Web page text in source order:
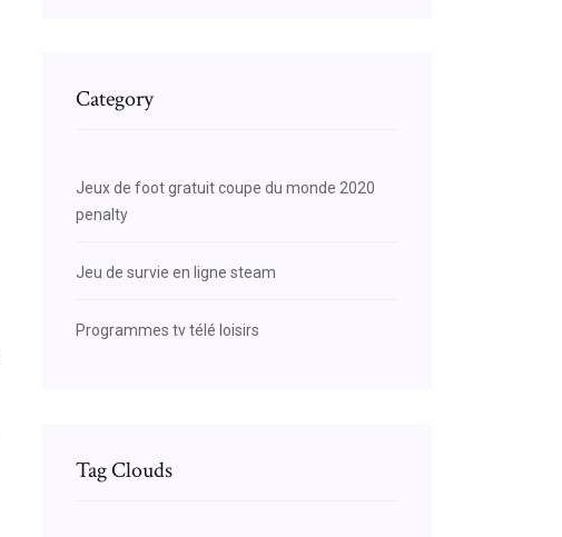
Category
Jeux de foot gratuit coupe du monde 2020
penalty
Jeu de survie en ligne steam
Programmes tv télé loisirs
Tag Clouds